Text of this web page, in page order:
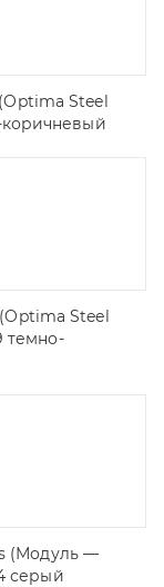
Steel
коричневый
Steel
темно-
(Модуль —
серый